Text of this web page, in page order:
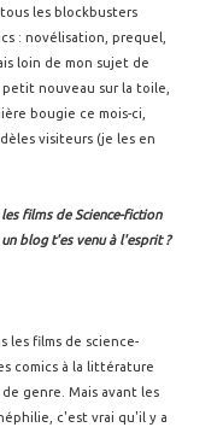
les blockbusters
: novélisation, prequel,
loin de mon sujet de
petit nouveau sur la toile,
bougie ce mois-ci,
visiteurs (je les en
films de Science-fiction
blog t'es venu à l'esprit ?
les films de science-
comics à la littérature
genre. Mais avant les
c'est vrai qu'il y a